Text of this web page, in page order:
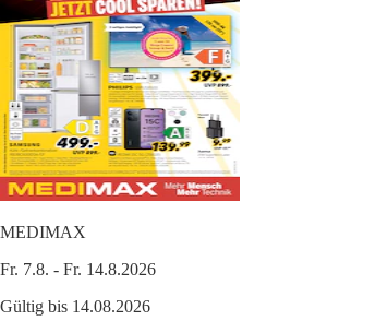
MEDIMAX
Fr. 7.8. - Fr. 14.8.2026
Gültig bis 14.08.2026